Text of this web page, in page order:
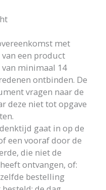
met
een product
minimaal 14
ontbinden. De
vragen naar de
deze niet tot opgave
gaat in op de
een vooraf door de
die niet de
ontvangen, of:
bestelling